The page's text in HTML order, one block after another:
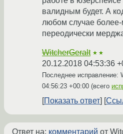
валидным будет. А
любом случае
переодически
WitcherGeralt ★★
20.12.2018 04:53:36
Последнее исправление:
04:56:23 +00:00 (всего
Показать ответ
Ответ на: комментарий от